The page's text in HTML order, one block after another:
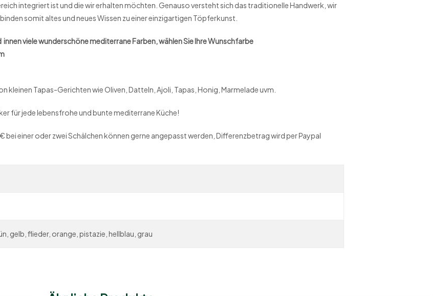
integriert ist und die wir erhalten möchten. Genauso versteht sich das traditionelle Handwerk, wir
somit altes und neues Wissen zu einer einzigartigen Töpferkunst.
viele wunderschöne mediterrane Farben, wählen Sie Ihre Wunschfarbe
kleinen Tapas-Gerichten wie Oliven, Datteln, Ajoli, Tapas, Honig, Marmelade uvm.
für jede lebensfrohe und bunte mediterrane Küche!
bei einer oder zwei Schälchen können gerne angepasst werden, Differenzbetrag wird per Paypal
gelb, flieder, orange, pistazie, hellblau, grau